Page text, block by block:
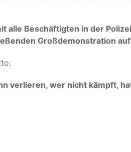
alle Beschäftigten in der
Großdemonstration
verlieren, wer nicht kämpft,